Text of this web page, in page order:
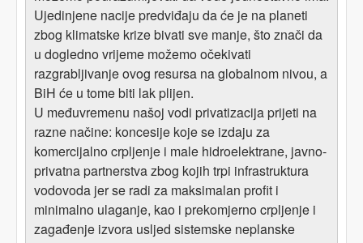
Ujedinjene nacije predviđaju da će je na planeti
zbog klimatske krize bivati sve manje, što znači da
u dogledno vrijeme možemo očekivati
razgrabljivanje ovog resursa na globalnom nivou, a
BiH će u tome biti lak plijen.
U međuvremenu našoj vodi privatizacija prijeti na
razne načine: koncesije koje se izdaju za
komercijalno crpljenje i male hidroelektrane, javno-
privatna partnerstva zbog kojih trpi infrastruktura
vodovoda jer se radi za maksimalan profit i
minimalno ulaganje, kao i prekomjerno crpljenje i
zagađenje izvora usljed sistemske neplanske